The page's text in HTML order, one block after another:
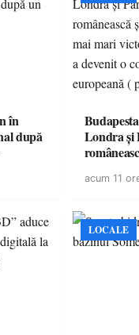
în
după
Londra și
României
acum 11
LOCALE